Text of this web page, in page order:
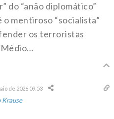
do “anão diplomático”
mentiroso “socialista”
os terroristas
de 2026 09:53
Krause